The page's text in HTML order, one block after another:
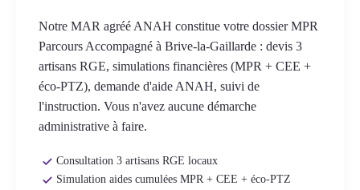
Notre MAR agréé ANAH constitue votre dossier MPR
Parcours Accompagné à Brive-la-Gaillarde : devis 3
artisans RGE, simulations financières (MPR + CEE +
éco-PTZ), demande d'aide ANAH, suivi de
l'instruction. Vous n'avez aucune démarche
administrative à faire.
Consultation 3 artisans RGE locaux
Simulation aides cumulées MPR + CEE + éco-PTZ